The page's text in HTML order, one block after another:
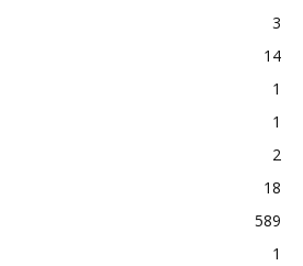
3
14
1
1
2
18
589
1